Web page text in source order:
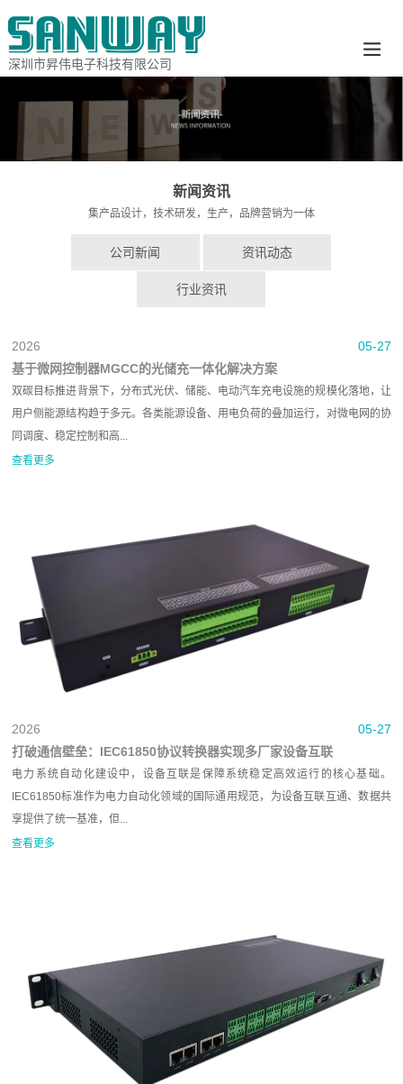
深圳市昇伟电子科技有限公司
新闻资讯
集产品设计，技术研发，生产，品牌营销为一体
公司新闻 资讯动态
行业资讯
05-27
2026
基于微网控制器MGCC的光储充一体化解决方案
双碳目标推进背景下，分布式光伏、储能、电动汽车充电设施的规模化落地，让
用户侧能源结构趋于多元。各类能源设备、用电负荷的叠加运行，对微电网的协
同调度、稳定控制和高...
查看更多
05-27
2026
打破通信壁垒：IEC61850协议转换器实现多厂家设备互联
电力系统自动化建设中，设备互联是保障系统稳定高效运行的核心基础。
IEC61850标准作为电力自动化领域的国际通用规范，为设备互联互通、数据共
享提供了统一基准，但...
查看更多